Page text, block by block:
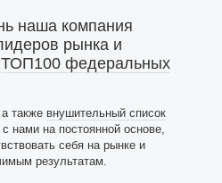
наша компания
рынка и
ТОП100 федеральных
также внушительный список
нами на постоянной основе,
себя на рынке и
результатам.